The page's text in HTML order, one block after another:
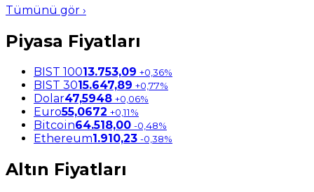
Tümünü gör ›
Piyasa Fiyatları
BIST 10013.753,09 +0,36%
BIST 3015.647,89 +0,77%
Dolar47,5948 +0,06%
Euro55,0672 +0,11%
Bitcoin64.518,00 -0,48%
Ethereum1.910,23 -0,38%
Altın Fiyatları